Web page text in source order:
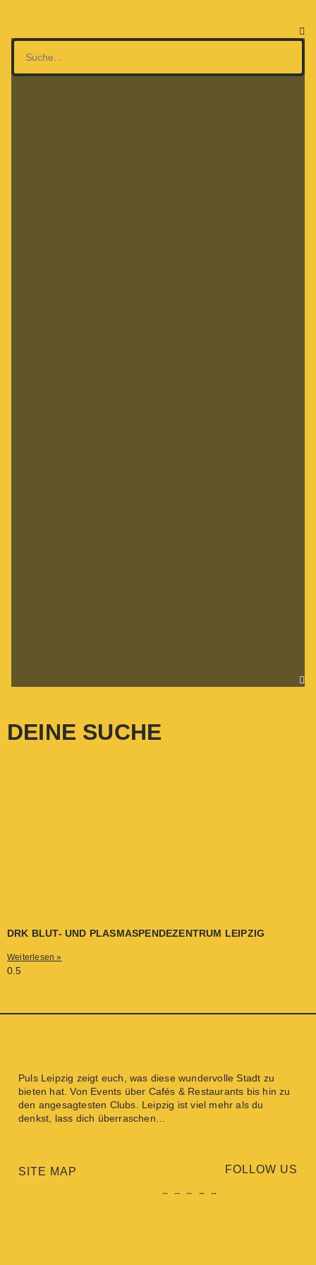
DEINE SUCHE
DRK BLUT- UND PLASMASPENDEZENTRUM LEIPZIG
Weiterlesen »
Puls Leipzig zeigt euch, was diese wundervolle Stadt zu
bieten hat. Von Events über Cafés & Restaurants bis hin zu
den angesagtesten Clubs. Leipzig ist viel mehr als du
denkst, lass dich überraschen…
SITE MAP FOLLOW US